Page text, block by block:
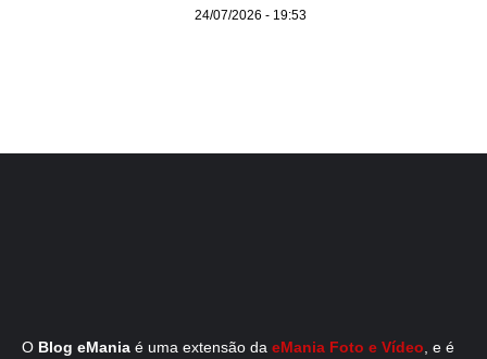
24/07/2026 - 19:53
O Blog eMania é uma extensão da eMania Foto e Vídeo, e é